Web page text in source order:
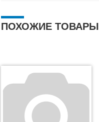
ПОХОЖИЕ ТОВАРЫ